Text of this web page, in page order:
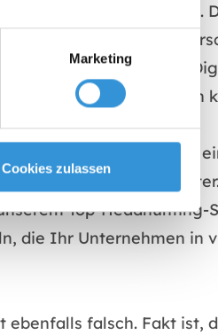
Marketing
Cookies zulassen
mit sich.
Führungskräften
Personalberatung
finden und anziehen
leisten können. Dies ist
Loyalität der
Top-Headhunting-
die Ihr Unternehmen in
falsch. Fakt ist,